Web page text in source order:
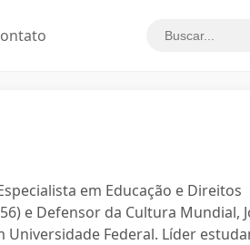
em Educação e Direitos
e Defensor da Cultura Mundial,
Universidade Federal. Líder